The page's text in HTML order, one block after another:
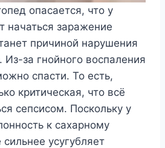
опасается, что у
начаться заражение
причиной нарушения
Из-за гнойного воспаления
спасти. То есть,
критическая, что всё
сепсисом. Поскольку у
к сахарному
усугубляет